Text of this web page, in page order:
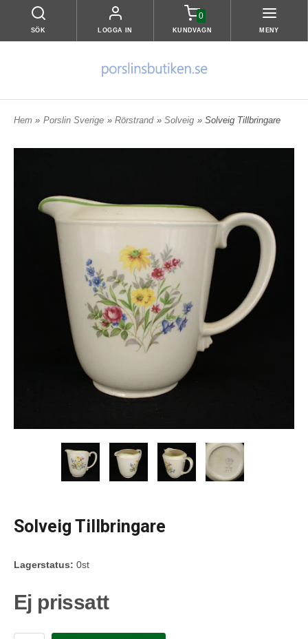
SÖK LOGGA IN
0
KUNDVAGN MENY
Hem » Porslin Sverige » Rörstrand » Solveig » Solveig Tillbringare
Solveig Tillbringare
Lagerstatus: 0st
Ej prissatt